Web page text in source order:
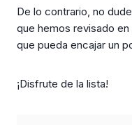
De lo contrario, no
que hemos revisado
que pueda encajar un
¡Disfrute de la lista!